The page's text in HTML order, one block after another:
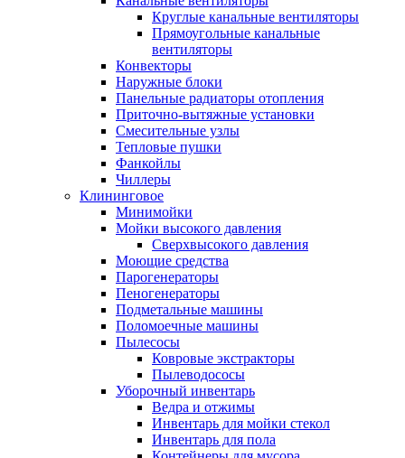
Круглые канальные вентиляторы
Прямоугольные канальные
вентиляторы
Конвекторы
Наружные блоки
Панельные радиаторы отопления
Приточно-вытяжные установки
Смесительные узлы
Тепловые пушки
Фанкойлы
Чиллеры
Клининговое
Минимойки
Мойки высокого давления
Сверхвысокого давления
Моющие средства
Парогенераторы
Пеногенераторы
Подметальные машины
Поломоечные машины
Пылесосы
Ковровые экстракторы
Пылеводососы
Уборочный инвентарь
Ведра и отжимы
Инвентарь для мойки стекол
Инвентарь для пола